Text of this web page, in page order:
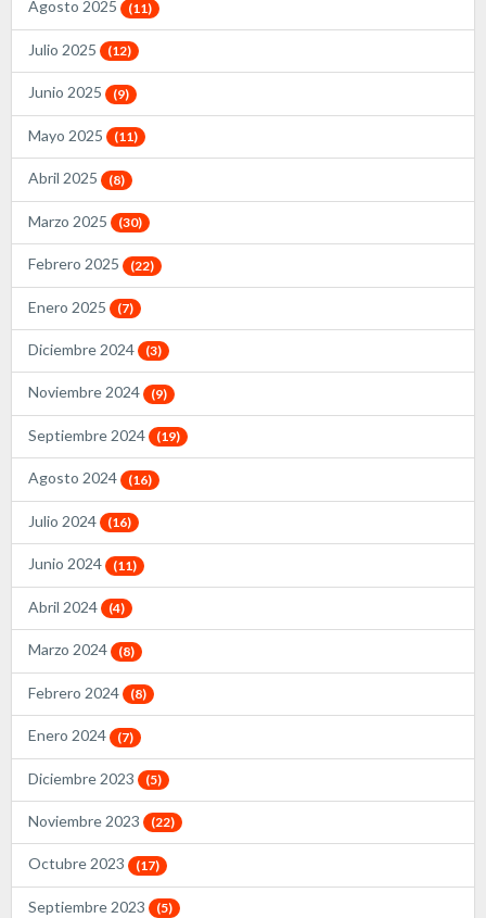
Agosto 2025 (11)
Julio 2025 (12)
Junio 2025 (9)
Mayo 2025 (11)
Abril 2025 (8)
Marzo 2025 (30)
Febrero 2025 (22)
Enero 2025 (7)
Diciembre 2024 (3)
Noviembre 2024 (9)
Septiembre 2024 (19)
Agosto 2024 (16)
Julio 2024 (16)
Junio 2024 (11)
Abril 2024 (4)
Marzo 2024 (8)
Febrero 2024 (8)
Enero 2024 (7)
Diciembre 2023 (5)
Noviembre 2023 (22)
Octubre 2023 (17)
Septiembre 2023 (5)